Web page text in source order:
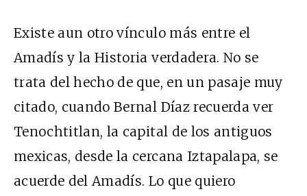
Existe aun otro vínculo más entre el
Amadís y la Historia verdadera. No se
trata del hecho de que, en un pasaje muy
citado, cuando Bernal Díaz recuerda ver
Tenochtitlan, la capital de los antiguos
mexicas, desde la cercana Iztapalapa, se
acuerde del Amadís. Lo que quiero